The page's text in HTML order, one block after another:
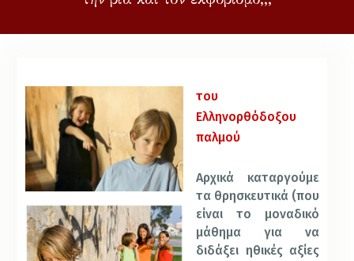
του
Ελληνορθόδοξου
παλμού
Αρχικά καταργούμε
τα θρησκευτικά (που
είναι το μοναδικό
μάθημα για να
διδάξει ηθικές αξίες